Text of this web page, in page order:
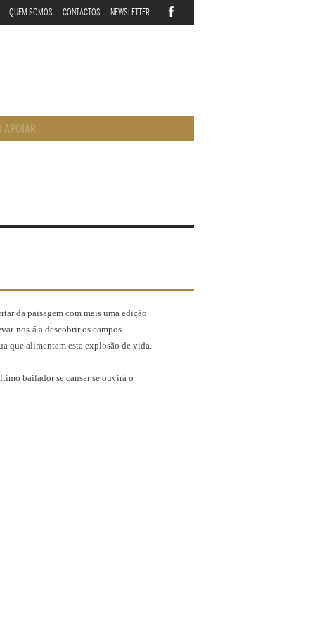
QUEM SOMOS CONTACTOS NEWSLETTER
APOIAR
da paisagem com mais uma edição
nos-á a descobrir os campos
que alimentam esta explosão de vida.
bailador se cansar se ouvirá o